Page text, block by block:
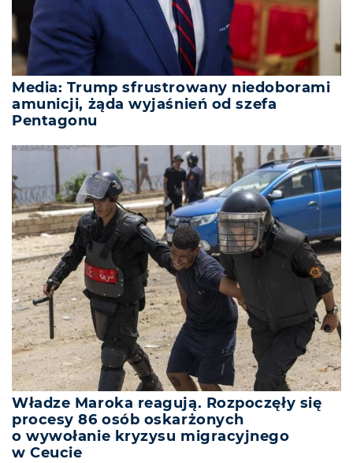
Media: Trump sfrustrowany niedoborami
amunicji, żąda wyjaśnień od szefa
Pentagonu
Władze Maroka reagują. Rozpoczęły się
procesy 86 osób oskarżonych
o wywołanie kryzysu migracyjnego
w Ceucie